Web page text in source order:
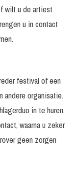
wilt u de artiest
u in contact
festival of een
andere organisatie.
in te huren.
waarna u zeker
geen zorgen